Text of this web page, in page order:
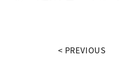
PREVIOUS